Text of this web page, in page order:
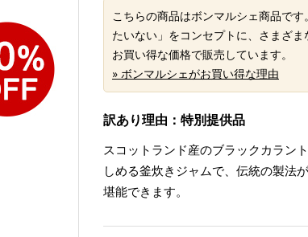
こちらの商品はボンマルシェ商品で
たいない」をコンセプトに、さまざ
お買い得な価格で販売しています。
» ボンマルシェがお買い得な理由
訳あり理由：特別提供品
スコットランド産のブラックカラン
しめる釜炊きジャムで、伝統の製法
堪能できます。